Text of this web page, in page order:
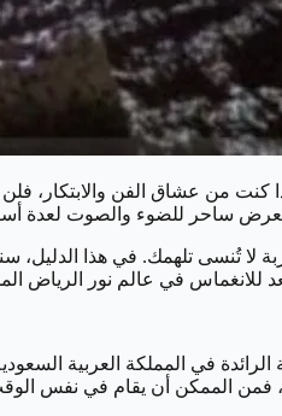
من عشاق الفن والابتكار، فلن
ساحر للضوء والصوت لعدة
لا تُنسى تلهمك. في هذا
للانغماس في عالم نور الرياض
الرائدة في المملكة العربية
فمن الممكن أن يقام في نفس